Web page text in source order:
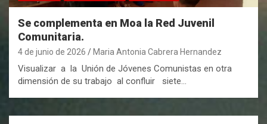
Se complementa en Moa la Red Juvenil
Comunitaria.
4 de junio de 2026 Maria Antonia Cabrera Hernandez
Visualizar a la Unión de Jóvenes Comunistas en otra
dimensión de su trabajo al confluir siete…